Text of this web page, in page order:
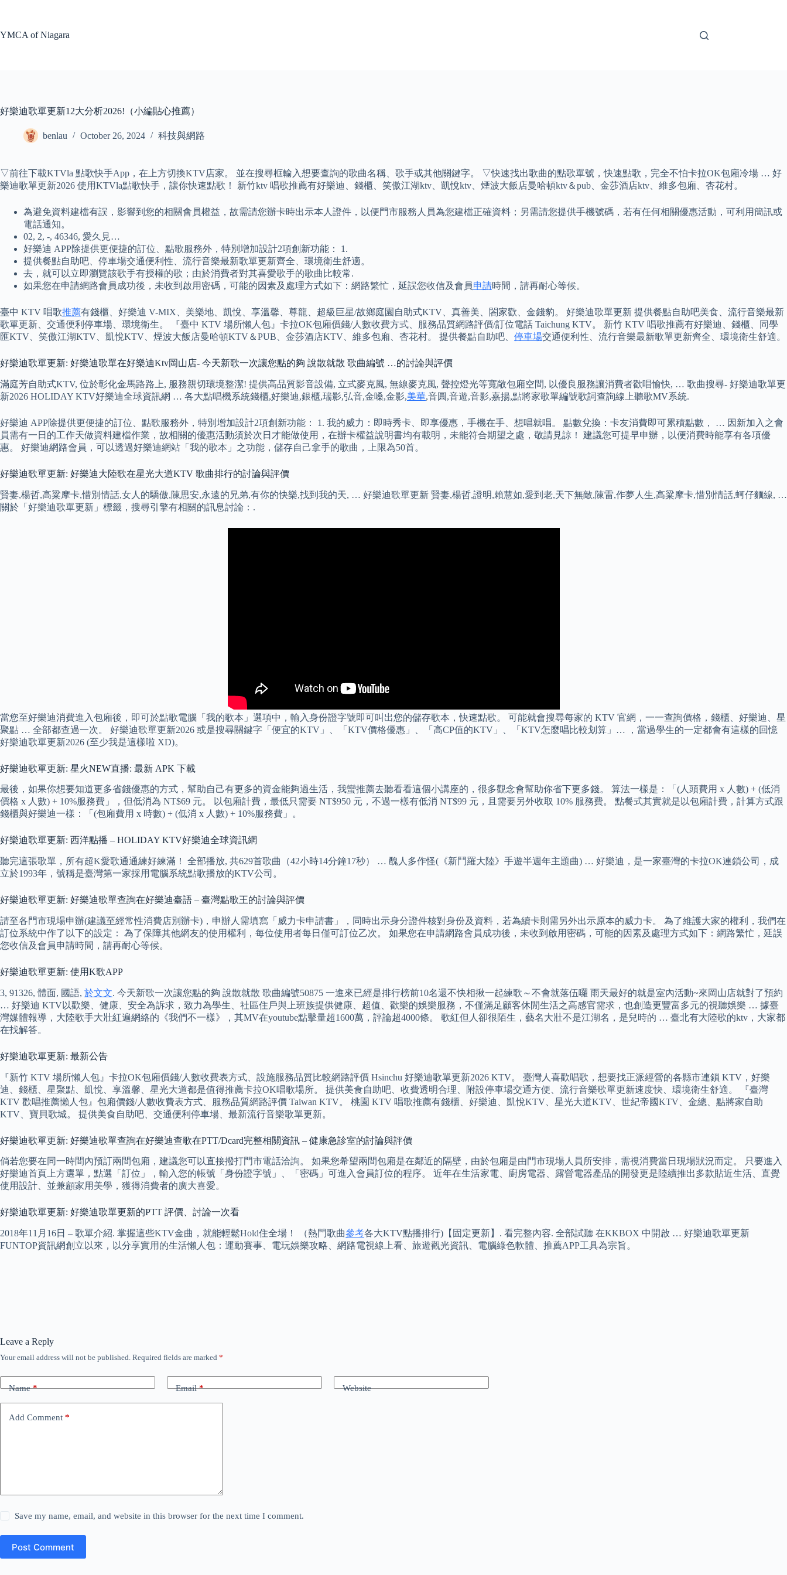
YMCA of Niagara
好樂迪歌單更新12大分析2026!（小編貼心推薦）
benlau October 26, 2024 科技與網路
▽前往下載KTVla 點歌快手App，在上方切換KTV店家。 並在搜尋框輸入想要查詢的歌曲名稱、歌手或其他關鍵字。 ▽快速找出歌曲的點歌單號，快速點歌，完全不怕卡拉OK包廂冷場 … 好
樂迪歌單更新2026 使用KTVla點歌快手，讓你快速點歌！ 新竹ktv 唱歌推薦有好樂迪、錢櫃、笑傲江湖ktv、凱悅ktv、煙波大飯店曼哈頓ktv＆pub、金莎酒店ktv、維多包廂、杏花村。
為避免資料建檔有誤，影響到您的相關會員權益，故需請您辦卡時出示本人證件，以便門市服務人員為您建檔正確資料；另需請您提供手機號碼，若有任何相關優惠活動，可利用簡訊或
電話通知。
02, 2, -, 46346, 愛久見…
好樂迪 APP除提供更便捷的訂位、點歌服務外，特別增加設計2項創新功能： 1.
提供餐點自助吧、停車場交通便利性、流行音樂最新歌單更新齊全、環境衛生舒適。
去，就可以立即瀏覽該歌手有授權的歌；由於消費者對其喜愛歌手的歌曲比較常.
如果您在申請網路會員成功後，未收到啟用密碼，可能的因素及處理方式如下：網路繁忙，延誤您收信及會員申請時間，請再耐心等候。
臺中 KTV 唱歌推薦有錢櫃、好樂迪 V-MIX、美樂地、凱悅、享溫馨、尊龍、超級巨星/故鄉庭園自助式KTV、真善美、閤家歡、金錢豹。 好樂迪歌單更新 提供餐點自助吧美食、流行音樂最新
歌單更新、交通便利停車場、環境衛生。 『臺中 KTV 場所懶人包』卡拉OK包廂價錢/人數收費方式、服務品質網路評價/訂位電話 Taichung KTV。 新竹 KTV 唱歌推薦有好樂迪、錢櫃、同學
匯KTV、笑傲江湖KTV、凱悅KTV、煙波大飯店曼哈頓KTV＆PUB、金莎酒店KTV、維多包廂、杏花村。 提供餐點自助吧、 停車場交通便利性、流行音樂最新歌單更新齊全、環境衛生舒適。
好樂迪歌單更新: 好樂迪歌單在好樂迪Ktv岡山店- 今天新歌一次讓您點的夠 說散就散 歌曲編號 …的討論與評價
滿庭芳自助式KTV, 位於彰化金馬路路上, 服務親切環境整潔! 提供高品質影音設備, 立式麥克風, 無線麥克風, 聲控燈光等寬敞包廂空間, 以優良服務讓消費者歡唱愉快, … 歌曲搜尋- 好樂迪歌單更
新2026 HOLIDAY KTV好樂迪全球資訊網 … 各大點唱機系統錢櫃,好樂迪,銀櫃,瑞影,弘音,金嗓,金影,美華,音圓,音遊,音影,嘉揚,點將家歌單編號歌詞查詢線上聽歌MV系統.
好樂迪 APP除提供更便捷的訂位、點歌服務外，特別增加設計2項創新功能： 1. 我的威力：即時秀卡、即享優惠，手機在手、想唱就唱。 點數兌換：卡友消費即可累積點數， … 因新加入之會
員需有一日的工作天做資料建檔作業，故相關的優惠活動須於次日才能做使用，在辦卡權益說明書均有載明，未能符合期望之處，敬請見諒！ 建議您可提早申辦，以便消費時能享有各項優
惠。 好樂迪網路會員，可以透過好樂迪網站「我的歌本」之功能，儲存自己拿手的歌曲，上限為50首。
好樂迪歌單更新: 好樂迪大陸歌在星光大道KTV 歌曲排行的討論與評價
賢妻,楊哲,高粱摩卡,惜別情話,女人的驕傲,陳思安,永遠的兄弟,有你的快樂,找到我的天, … 好樂迪歌單更新 賢妻,楊哲,證明,賴慧如,愛到老,天下無敵,陳雷,作夢人生,高粱摩卡,惜別情話,蚵仔麵線, …
關於「好樂迪歌單更新」標籤，搜尋引擎有相關的訊息討論：.
當您至好樂迪消費進入包廂後，即可於點歌電腦「我的歌本」選項中，輸入身份證字號即可叫出您的儲存歌本，快速點歌。 可能就會搜尋每家的 KTV 官網，一一查詢價格，錢櫃、好樂迪、星
聚點 … 全部都查過一次。 好樂迪歌單更新2026 或是搜尋關鍵字「便宜的KTV」、「KTV價格優惠」、「高CP值的KTV」、「KTV怎麼唱比較划算」… ，當過學生的一定都會有這樣的回憶
好樂迪歌單更新2026 (至少我是這樣啦 XD)。
好樂迪歌單更新: 星火NEW直播: 最新 APK 下載
最後，如果你想要知道更多省錢優惠的方式，幫助自己有更多的資金能夠過生活，我蠻推薦去聽看看這個小講座的，很多觀念會幫助你省下更多錢。 算法一樣是：「(人頭費用 x 人數) + (低消
價格 x 人數) + 10%服務費」，但低消為 NT$69 元。 以包廂計費，最低只需要 NT$950 元，不過一樣有低消 NT$99 元，且需要另外收取 10% 服務費。 點餐式其實就是以包廂計費，計算方式跟
錢櫃與好樂迪一樣：「(包廂費用 x 時數) + (低消 x 人數) + 10%服務費」。
好樂迪歌單更新: 西洋點播 – HOLIDAY KTV好樂迪全球資訊網
聽完這張歌單，所有超K愛歌通通練好練滿！ 全部播放, 共629首歌曲（42小時14分鐘17秒） … 醜人多作怪(《新鬥羅大陸》手遊半週年主題曲) … 好樂迪，是一家臺灣的卡拉OK連鎖公司，成
立於1993年，號稱是臺灣第一家採用電腦系統點歌播放的KTV公司。
好樂迪歌單更新: 好樂迪歌單查詢在好樂迪臺語 – 臺灣點歌王的討論與評價
請至各門市現場申辦(建議至經常性消費店別辦卡)，申辦人需填寫「威力卡申請書」，同時出示身分證件核對身份及資料，若為續卡則需另外出示原本的威力卡。 為了維護大家的權利，我們在
訂位系統中作了以下的設定： 為了保障其他網友的使用權利，每位使用者每日僅可訂位乙次。 如果您在申請網路會員成功後，未收到啟用密碼，可能的因素及處理方式如下：網路繁忙，延誤
您收信及會員申請時間，請再耐心等候。
好樂迪歌單更新: 使用K歌APP
3, 91326, 體面, 國語, 於文文. 今天新歌一次讓您點的夠 說散就散 歌曲編號50875 一進來已經是排行榜前10名還不快相揪一起練歌～不會就落伍囉 雨天最好的就是室內活動~來岡山店就對了預約
… 好樂迪 KTV以歡樂、健康、安全為訴求，致力為學生、社區住戶與上班族提供健康、超值、歡樂的娛樂服務，不僅滿足顧客休閒生活之高感官需求，也創造更豐富多元的視聽娛樂 … 據臺
灣媒體報導，大陸歌手大壯紅遍網絡的《我們不一樣》，其MV在youtube點擊量超1600萬，評論超4000條。 歌紅但人卻很陌生，藝名大壯不是江湖名，是兒時的 … 臺北有大陸歌的ktv，大家都
在找解答。
好樂迪歌單更新: 最新公告
『新竹 KTV 場所懶人包』卡拉OK包廂價錢/人數收費表方式、設施服務品質比較網路評價 Hsinchu 好樂迪歌單更新2026 KTV。 臺灣人喜歡唱歌，想要找正派經營的各縣市連鎖 KTV，好樂
迪、錢櫃、星聚點、凱悅、享溫馨、星光大道都是值得推薦卡拉OK唱歌場所。 提供美食自助吧、收費透明合理、附設停車場交通方便、流行音樂歌單更新速度快、環境衛生舒適。 『臺灣
KTV 歡唱推薦懶人包』包廂價錢/人數收費表方式、服務品質網路評價 Taiwan KTV。 桃園 KTV 唱歌推薦有錢櫃、好樂迪、凱悅KTV、星光大道KTV、世紀帝國KTV、金總、點將家自助
KTV、寶貝歌城。 提供美食自助吧、交通便利停車場、最新流行音樂歌單更新。
好樂迪歌單更新: 好樂迪歌單查詢在好樂迪查歌在PTT/Dcard完整相關資訊 – 健康急診室的討論與評價
倘若您要在同一時間內預訂兩間包廂，建議您可以直接撥打門市電話洽詢。 如果您希望兩間包廂是在鄰近的隔壁，由於包廂是由門市現場人員所安排，需視消費當日現場狀況而定。 只要進入
好樂迪首頁上方選單，點選「訂位」，輸入您的帳號「身份證字號」、「密碼」可進入會員訂位的程序。 近年在生活家電、廚房電器、露營電器產品的開發更是陸續推出多款貼近生活、直覺
使用設計、並兼顧家用美學，獲得消費者的廣大喜愛。
好樂迪歌單更新: 好樂迪歌單更新的PTT 評價、討論一次看
2018年11月16日 – 歌單介紹. 掌握這些KTV金曲，就能輕鬆Hold住全場！ （熱門歌曲參考各大KTV點播排行)【固定更新】. 看完整內容. 全部試聽 在KKBOX 中開啟 … 好樂迪歌單更新
FUNTOP資訊網創立以來，以分享實用的生活懶人包：運動賽事、電玩娛樂攻略、網路電視線上看、旅遊觀光資訊、電腦綠色軟體、推薦APP工具為宗旨。
Leave a Reply
Your email address will not be published. Required fields are marked *
Name* Email* Website
Add Comment *
Save my name, email, and website in this browser for the next time I comment.
Post Comment